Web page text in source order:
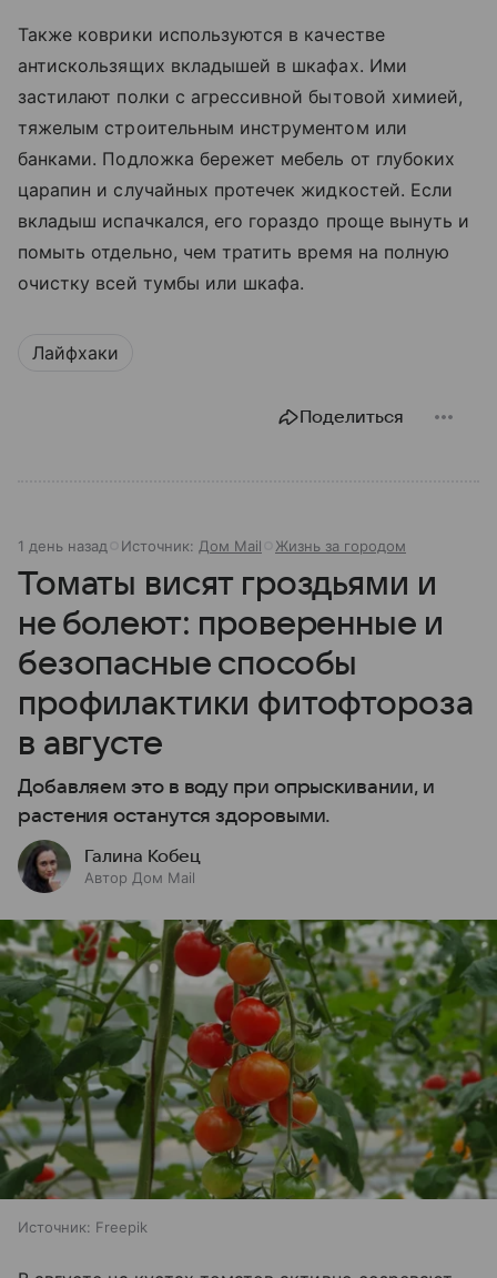
Также коврики используются в качестве
антискользящих вкладышей в шкафах. Ими
застилают полки с агрессивной бытовой химией,
тяжелым строительным инструментом или
банками. Подложка бережет мебель от глубоких
царапин и случайных протечек жидкостей. Если
вкладыш испачкался, его гораздо проще вынуть и
помыть отдельно, чем тратить время на полную
очистку всей тумбы или шкафа.
Лайфхаки
Поделиться
1 день назад Источник: Дом Mail Жизнь за городом
Томаты висят гроздьями и
не болеют: проверенные и
безопасные способы
профилактики фитофтороза
в августе
Добавляем это в воду при опрыскивании, и
растения останутся здоровыми.
Галина Кобец
Автор Дом Mail
Источник: Freepik